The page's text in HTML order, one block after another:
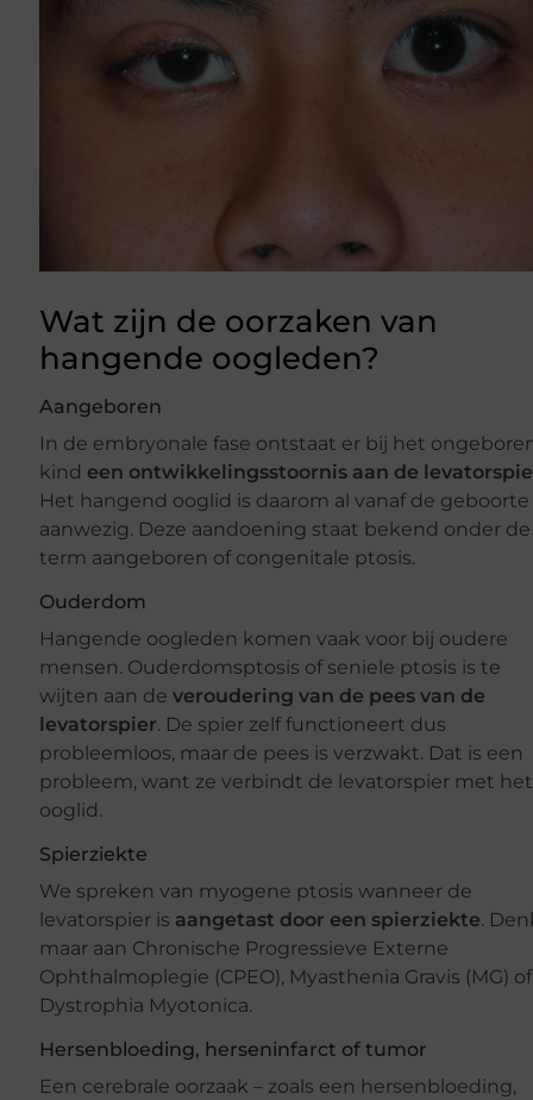
Wat zijn de oorzaken van
hangende oogleden?
Aangeboren
In de embryonale fase ontstaat er bij het
kind een ontwikkelingsstoornis aan de
Het hangend ooglid is daarom al vanaf de geboorte
aanwezig. Deze aandoening staat bekend onder de
term aangeboren of congenitale ptosis.
Ouderdom
Hangende oogleden komen vaak voor bij oudere
mensen. Ouderdomsptosis of seniele ptosis is te
wijten aan deveroudering van de pees van de
levatorspier. De spier zelf functioneert dus
probleemloos, maar de pees is verzwakt. Dat is een
probleem, want ze verbindt de levatorspier met het
ooglid.
Spierziekte
We spreken van myogene ptosis wanneer de
levatorspier is aangetast door een spierziekte.
maar aan Chronische Progressieve Externe
Ophthalmoplegie (CPEO), Myasthenia Gravis (MG) of
Dystrophia Myotonica.
Hersenbloeding, herseninfarct of tumor
Een cerebrale oorzaak – zoals een hersenbloeding,